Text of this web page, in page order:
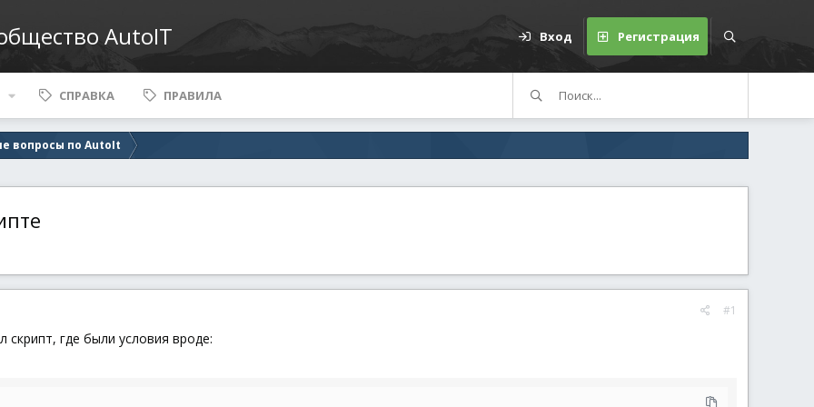
AutoIT Вход Регистрация
СПРАВКА ПРАВИЛА
вопросы по AutoIt
#1
скрипт, где были условия вроде: